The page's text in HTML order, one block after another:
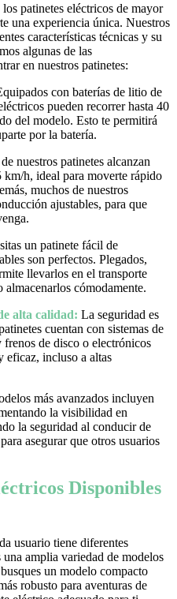
patinetes eléctricos de mayor
una experiencia única. Nuestros
características técnicas y su
algunas de las
en nuestros patinetes:
con baterías de litio de
pueden recorrer hasta 40
del modelo. Esto te permitirá
por la batería.
nuestros patinetes alcanzan
h, ideal para moverte rápido
muchos de nuestros
ajustables, para que
un patinete fácil de
son perfectos. Plegados,
llevarlos en el transporte
cómodamente.
alta calidad: La seguridad es
cuentan con sistemas de
frenos de disco o electrónicos
eficaz, incluso a altas
más avanzados incluyen
la visibilidad en
la seguridad al conducir de
asegurar que otros usuarios
Disponibles
usuario tiene diferentes
amplia variedad de modelos
un modelo compacto
robusto para aventuras de